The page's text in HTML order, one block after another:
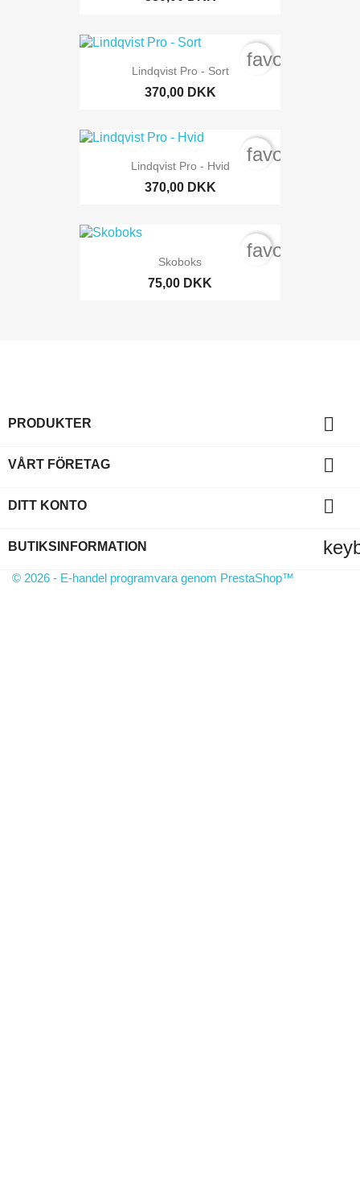
Lindqvist Pro - Sort
370,00 DKK
Lindqvist Pro - Hvid
370,00 DKK
Skoboks
75,00 DKK
PRODUKTER 
VÅRT FÖRETAG 
DITT KONTO 
BUTIKSINFORMATION
© 2026 - E-handel programvara genom PrestaShop™